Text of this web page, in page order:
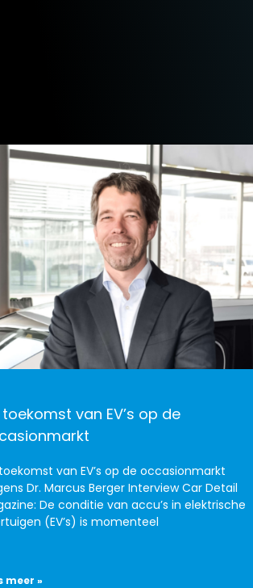
toekomst van EV’s op de
van EV’s op de occasionmarkt
Dr. Marcus Berger Interview Car Detail
De conditie van accu’s in elektrische
(EV’s) is momenteel
meer »